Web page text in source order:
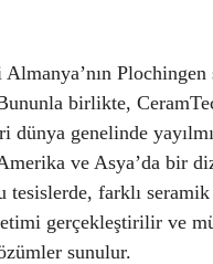
Plochingen
birlikte,
dünya genelinde
ve Asya’da bir
tesislerde, farklı seramik
gerçekleştirilir ve
sunulur.